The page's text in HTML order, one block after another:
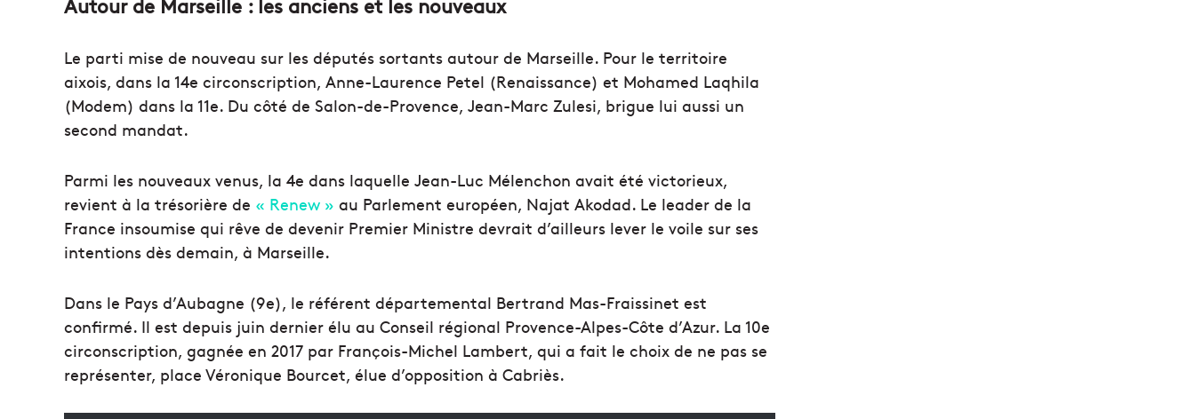
Le parti mise de nouveau sur les députés sortants autour de Marseille. Pour le territoire
aixois, dans la 14e circonscription, Anne-Laurence Petel (Renaissance) et Mohamed Laqhila
(Modem) dans la 11e. Du côté de Salon-de-Provence, Jean-Marc Zulesi, brigue lui aussi un
second mandat.
Parmi les nouveaux venus, la 4e dans laquelle Jean-Luc Mélenchon avait été victorieux,
revient à la trésorière de « Renew » au Parlement européen, Najat Akodad. Le leader de la
France insoumise qui rêve de devenir Premier Ministre devrait d’ailleurs lever le voile sur ses
intentions dès demain, à Marseille.
Dans le Pays d’Aubagne (9e), le référent départemental Bertrand Mas-Fraissinet est
confirmé. Il est depuis juin dernier élu au Conseil régional Provence-Alpes-Côte d’Azur. La 10e
circonscription, gagnée en 2017 par François-Michel Lambert, qui a fait le choix de ne pas se
représenter, place Véronique Bourcet, élue d’opposition à Cabriès.